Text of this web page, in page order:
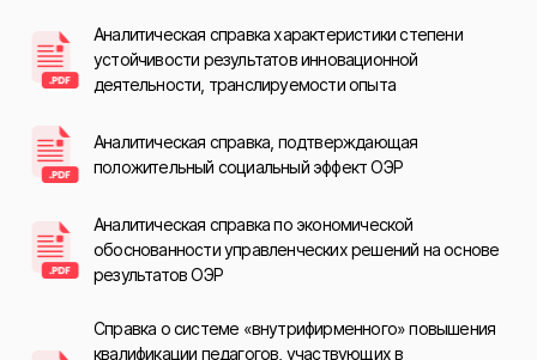
Аналитическая справка характеристики степени
устойчивости результатов инновационной
деятельности, транслируемости опыта
Аналитическая справка, подтверждающая
положительный социальный эффект ОЭР
Аналитическая справка по экономической
обоснованности управленческих решений на основе
результатов ОЭР
Справка о системе «внутрифирменного» повышения
квалификации педагогов, участвующих в